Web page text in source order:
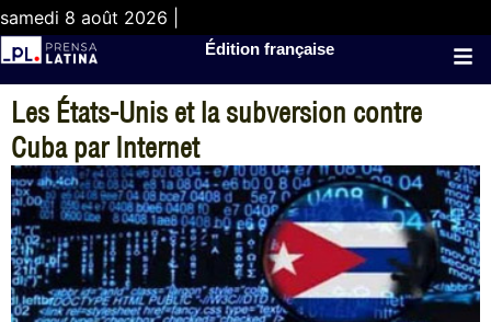
samedi 8 août 2026 |
Édition française
Les États-Unis et la subversion contre
Cuba par Internet